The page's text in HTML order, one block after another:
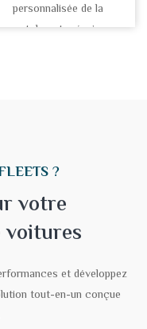
personnalisée de la
part de notre équipe
?
votre
voitures
et développez
tout-en-un conçue